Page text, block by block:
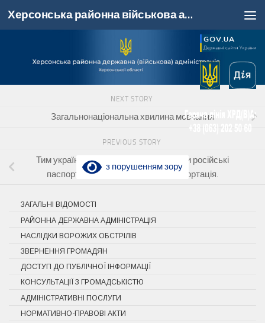
Skip to content Херсонська районна військова адміністрація, Херсонська область
з порушенням зору
NEXT STORY
Загальнонаціональна хвилина мовчання
PREVIOUS STORY
Тим українцям на ТОТ, які не отримали російські
паспорти, загрожує примусова депортація.
ЗАГАЛЬНІ ВІДОМОСТІ
РАЙОННА ДЕРЖАВНА АДМІНІСТРАЦІЯ
НАСЛІДКИ ВОРОЖИХ ОБСТРІЛІВ
ЗВЕРНЕННЯ ГРОМАДЯН
ДОСТУП ДО ПУБЛІЧНОЇ ІНФОРМАЦІЇ
КОНСУЛЬТАЦІЇ З ГРОМАДСЬКІСТЮ
АДМІНІСТРАТИВНІ ПОСЛУГИ
НОРМАТИВНО-ПРАВОВІ АКТИ